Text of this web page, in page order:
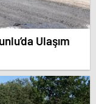
Ulaşım